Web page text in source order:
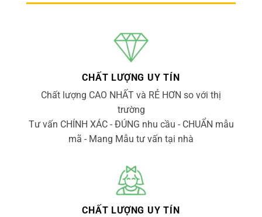
CHẤT LƯỢNG UY TÍN
Chất lượng CAO NHẤT và RẺ HƠN so với thị
trường
Tư vấn CHÍNH XÁC - ĐÚNG nhu cầu - CHUẨN mẫu
mã - Mang Mẫu tư vấn tại nhà
CHẤT LƯỢNG UY TÍN